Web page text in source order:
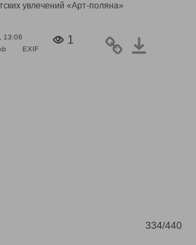
увлечений «Арт-поляна»
13:06
EXIF
1
334/440